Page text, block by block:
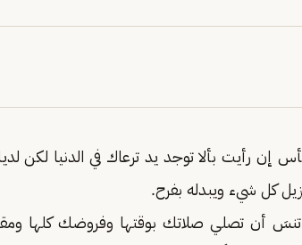
إن رأيت بألا توجد يد ترعاك في الدنيا لكن
كل شيء ويبدله بفرح.
أن تصلي صلاتك بوقتها وفروضك كلها